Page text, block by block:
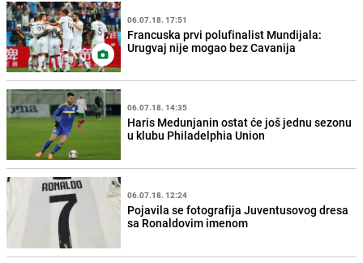
06.07.18. 17:51
Francuska prvi polufinalist Mundijala:
Urugvaj nije mogao bez Cavanija
06.07.18. 14:35
Haris Medunjanin ostat će još jednu sezonu
u klubu Philadelphia Union
06.07.18. 12:24
Pojavila se fotografija Juventusovog dresa
sa Ronaldovim imenom